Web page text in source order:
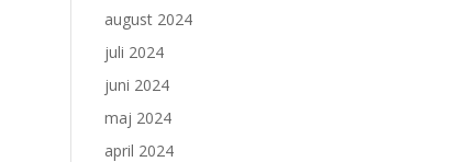
august 2024
juli 2024
juni 2024
maj 2024
april 2024